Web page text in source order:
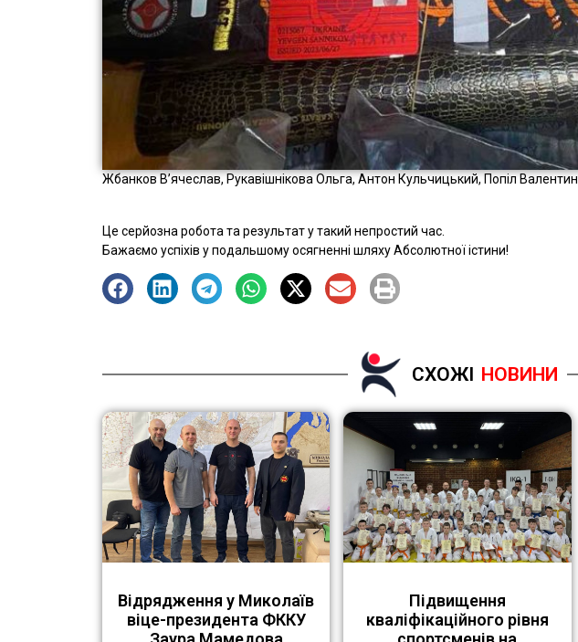
Жбанков В’ячеслав, Рукавішнікова Ольга, Антон Кульчицький, Попіл
Це серйозна робота та результат у такий непростий час.
Бажаємо успіхів у подальшому осягненні шляху Абсолютної істини!
СХОЖІ НОВИНИ
Відрядження у Миколаїв
віце-президента ФККУ
Підвищення
кваліфікаційного рівня